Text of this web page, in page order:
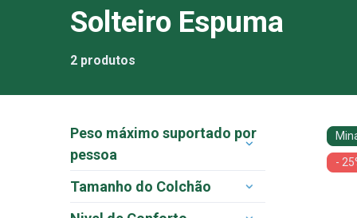
Solteiro Espuma
2 produtos
Peso máximo suportado por
pessoa
100 kg
Tamanho do Colchão
-